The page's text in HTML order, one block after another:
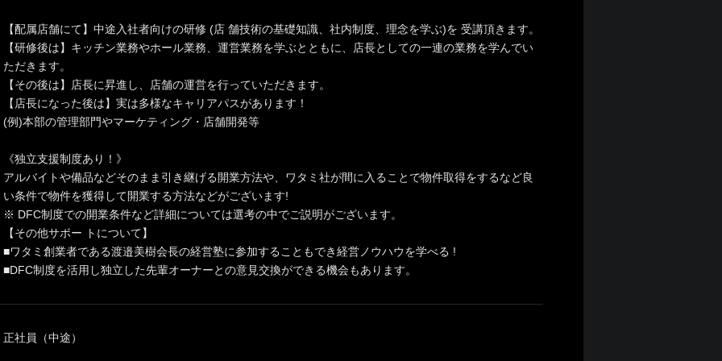
【配属店舗にて】中途入社者向けの研修 (店 舗技術の基礎知識、社内制度、理念を学ぶ)を 受講頂きます。
【研修後は】キッチン業務やホール業務、運営業務を学ぶとともに、店長としての一連の業務を学んでい
ただきます。
【その後は】店長に昇進し、店舗の運営を行っていただきます。
【店長になった後は】実は多様なキャリアパスがあります！
(例)本部の管理部門やマーケティング・店舗開発等
《独立支援制度あり！》
アルバイトや備品などそのまま引き継げる開業方法や、ワタミ社が間に入ることで物件取得をするなど良
い条件で物件を獲得して開業する方法などがございます!
※ DFC制度での開業条件など詳細については選考の中でご説明がございます。
【その他サポー トについて】
■ワタミ創業者である渡邉美樹会長の経営塾に参加することもでき経営ノウハウを学べる !
■DFC制度を活用し独立した先輩オーナーとの意見交換ができる機会もあります。
正社員（中途）